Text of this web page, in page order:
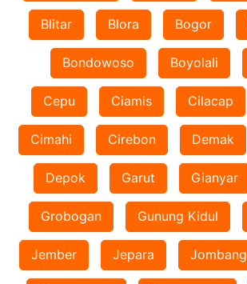
Blitar Blora Bogor
Bondowoso Boyolali
Cepu Ciamis Cilacap
Cimahi Cirebon Demak
Depok Garut Gianyar
Grobogan Gunung Kidul
Jember Jepara Jombang